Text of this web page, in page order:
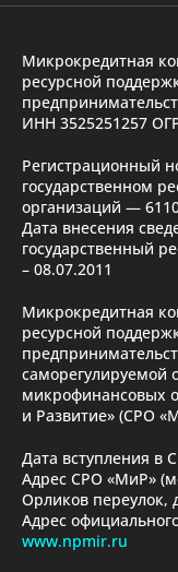
Микрокредитная
ресурсной
ИНН 3525251257
Регистрационный
государственном
организаций —
Дата внесения
государственный
– 08.07.2011
Микрокредитная
ресурсной
саморегулируемой
микрофинансовых
и Развитие» (СРО
Дата вступления в
Адрес СРО «МиР»
Орликов переулок,
Адрес
www.npmir.ru